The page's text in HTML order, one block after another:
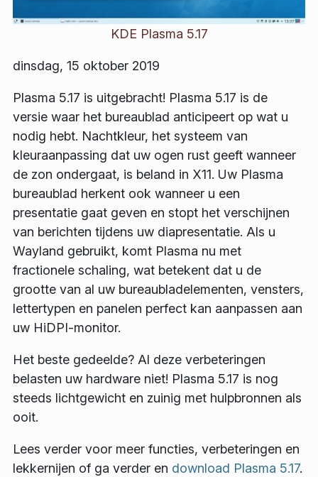
KDE Plasma 5.17
dinsdag, 15 oktober 2019
Plasma 5.17 is uitgebracht! Plasma 5.17 is de
versie waar het bureaublad anticipeert op wat u
nodig hebt. Nachtkleur, het systeem van
kleuraanpassing dat uw ogen rust geeft wanneer
de zon ondergaat, is beland in X11. Uw Plasma
bureaublad herkent ook wanneer u een
presentatie gaat geven en stopt het verschijnen
van berichten tijdens uw diapresentatie. Als u
Wayland gebruikt, komt Plasma nu met
fractionele schaling, wat betekent dat u de
grootte van al uw bureaubladelementen, vensters,
lettertypen en panelen perfect kan aanpassen aan
uw HiDPI-monitor.
Het beste gedeelde? Al deze verbeteringen
belasten uw hardware niet! Plasma 5.17 is nog
steeds lichtgewicht en zuinig met hulpbronnen als
ooit.
Lees verder voor meer functies, verbeteringen en
lekkernijen of ga verder en download Plasma 5.17.